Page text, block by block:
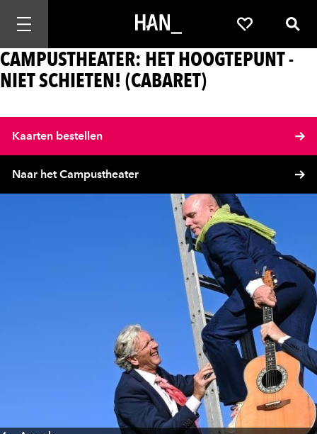
Mobiele navigatie openen Favorieten
CAMPUSTHEATER: HET HOOGTEPUNT -
NIET SCHIETEN! (CABARET)
Kaarten bestellen
Naar het Campustheater